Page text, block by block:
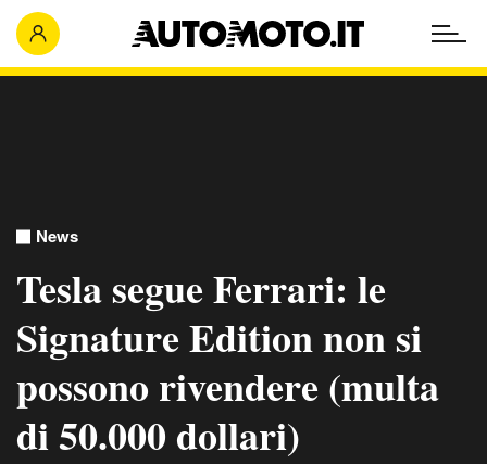
News
Tesla segue Ferrari: le
Signature Edition non si
possono rivendere (multa
di 50.000 dollari)